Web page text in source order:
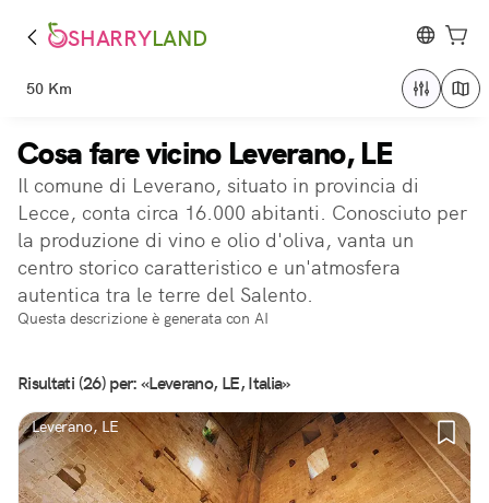
SHARRYLAND
50 Km
Cosa fare vicino Leverano, LE
Il comune di Leverano, situato in provincia di
Lecce, conta circa 16.000 abitanti. Conosciuto per
la produzione di vino e olio d'oliva, vanta un
centro storico caratteristico e un'atmosfera
autentica tra le terre del Salento.
Questa descrizione è generata con AI
Risultati (26) per: «Leverano, LE, Italia»
Leverano, LE